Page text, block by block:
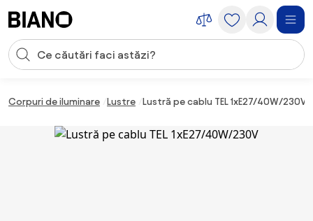
Introducerea căutării
Corpuri de iluminare Lustre Lustră pe cablu TEL 1xE27/40W/230V